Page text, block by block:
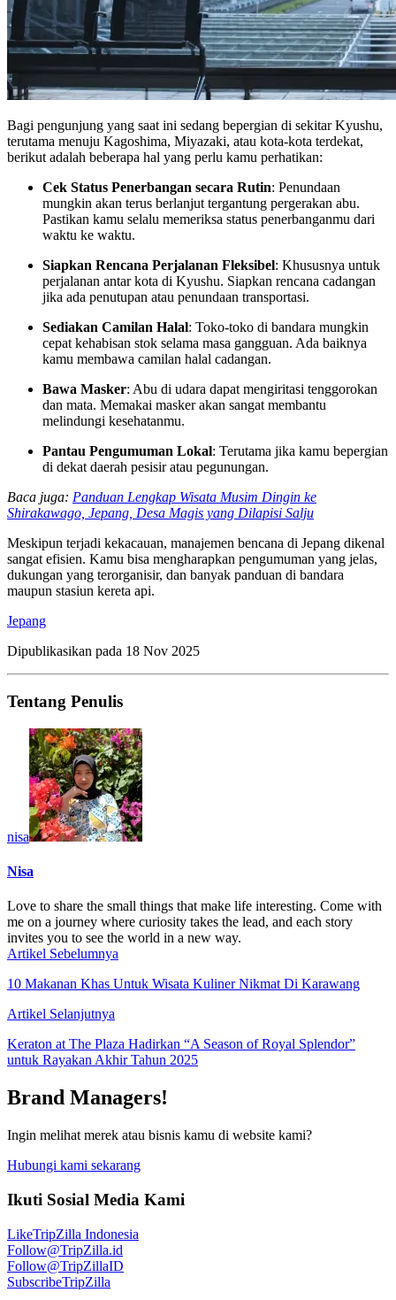
Bagi pengunjung yang saat ini sedang bepergian di sekitar Kyushu,
terutama menuju Kagoshima, Miyazaki, atau kota-kota terdekat,
berikut adalah beberapa hal yang perlu kamu perhatikan:
Cek Status Penerbangan secara Rutin: Penundaan
mungkin akan terus berlanjut tergantung pergerakan abu.
Pastikan kamu selalu memeriksa status penerbanganmu dari
waktu ke waktu.
Siapkan Rencana Perjalanan Fleksibel: Khususnya untuk
perjalanan antar kota di Kyushu. Siapkan rencana cadangan
jika ada penutupan atau penundaan transportasi.
Sediakan Camilan Halal: Toko-toko di bandara mungkin
cepat kehabisan stok selama masa gangguan. Ada baiknya
kamu membawa camilan halal cadangan.
Bawa Masker: Abu di udara dapat mengiritasi tenggorokan
dan mata. Memakai masker akan sangat membantu
melindungi kesehatanmu.
Pantau Pengumuman Lokal: Terutama jika kamu bepergian
di dekat daerah pesisir atau pegunungan.
Baca juga: Panduan Lengkap Wisata Musim Dingin ke
Shirakawago, Jepang, Desa Magis yang Dilapisi Salju
Meskipun terjadi kekacauan, manajemen bencana di Jepang dikenal
sangat efisien. Kamu bisa mengharapkan pengumuman yang jelas,
dukungan yang terorganisir, dan banyak panduan di bandara
maupun stasiun kereta api.
Jepang
Dipublikasikan pada 18 Nov 2025
Tentang Penulis
nisa
Nisa
Love to share the small things that make life interesting. Come with
me on a journey where curiosity takes the lead, and each story
invites you to see the world in a new way.
Artikel Sebelumnya
10 Makanan Khas Untuk Wisata Kuliner Nikmat Di Karawang
Artikel Selanjutnya
Keraton at The Plaza Hadirkan “A Season of Royal Splendor”
untuk Rayakan Akhir Tahun 2025
Brand Managers!
Ingin melihat merek atau bisnis kamu di website kami?
Hubungi kami sekarang
Ikuti Sosial Media Kami
LikeTripZilla Indonesia
Follow@TripZilla.id
Follow@TripZillaID
SubscribeTripZilla